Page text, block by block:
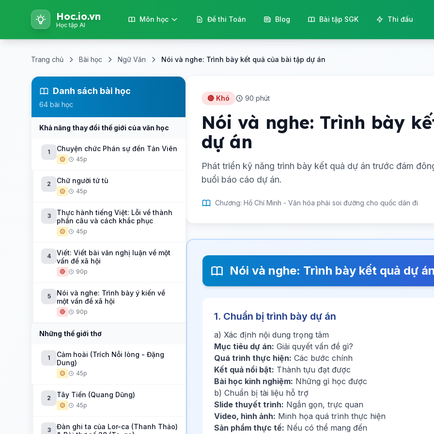
Hoc.io.vn
Học tập AI
Môn học Đề thi Toán Blog Bài tập SGK Thi đấu
Trang chủ Bài học Ngữ Văn Nói và nghe: Trình bày kết quả của bài tập dự án
🔴 Khó 90 phút
Nói và nghe: Trình bày
dự án
Phát triển kỹ năng trình bày kết quả dự án trước đám
buổi báo cáo dự án.
Chương: Hồ Chí Minh - Văn hóa phải soi đường cho quốc dân đi
Nói và nghe: Trình bày kết quả dự
1. Chuẩn bị trình bày dự án
a) Xác định nội dung trọng tâm
Mục tiêu dự án: Giải quyết vấn đề gì?
Quá trình thực hiện: Các bước chính
Kết quả nổi bật: Thành tựu đạt được
Bài học kinh nghiệm: Những gì học được
b) Chuẩn bị tài liệu hỗ trợ
Slide thuyết trình: Ngắn gọn, trực quan
Video, hình ảnh: Minh họa quá trình thực hiện
Sản phẩm thực tế: Nếu có thể mang đến
Danh sách bài học
64 bài học
Khả năng thay đổi thế giới của văn học
1 Chuyện chức Phán sự đền Tản Viên
🟡 45p
2 Chữ người tử tù
🟡 45p
3
Thực hành tiếng Việt: Lỗi về thành
phần câu và cách khắc phục
🟡 45p
4
Viết: Viết bài văn nghị luận về một
vấn đề xã hội
🔴 90p
5
Nói và nghe: Trình bày ý kiến về
một vấn đề xã hội
🔴 90p
Những thế giới thơ
1
Cảm hoài (Trích Nỗi lòng - Đặng
Dung)
🟡 45p
2 Tây Tiến (Quang Dũng)
🟡 45p
3
Đàn ghi ta của Lor-ca (Thanh Thảo)